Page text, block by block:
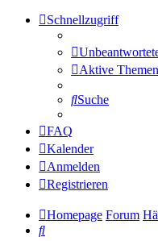
Schnellzugriff
Aktive Themen
Suche
FAQ
Kalender
Anmelden
Registrieren
Homepage Forum
Suche